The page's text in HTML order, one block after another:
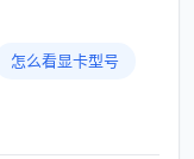
怎么看显卡型号